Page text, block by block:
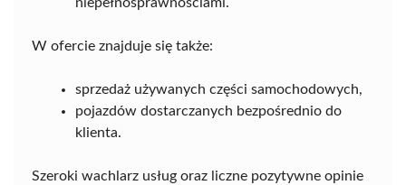
niepełnosprawnościami.
W ofercie znajduje się także:
sprzedaż używanych części samochodowych,
pojazdów dostarczanych bezpośrednio do
klienta.
Szeroki wachlarz usług oraz liczne pozytywne opinie